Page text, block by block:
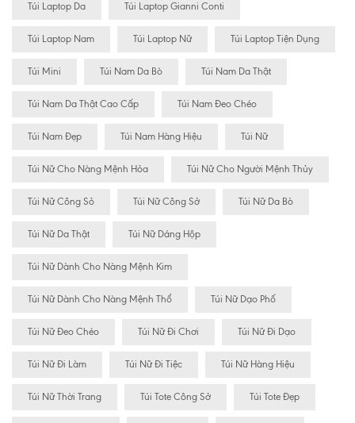
Túi Laptop Da Túi Laptop Gianni Conti
Túi Laptop Nam Túi Laptop Nữ Túi Laptop Tiện Dụng
Túi Mini Túi Nam Da Bò Túi Nam Da Thật
Túi Nam Da Thật Cao Cấp Túi Nam Đeo Chéo
Túi Nam Đẹp Túi Nam Hàng Hiệu Túi Nữ
Túi Nữ Cho Nàng Mệnh Hỏa Túi Nữ Cho Người Mệnh Thủy
Túi Nữ Công Sỏ Túi Nữ Công Sở Túi Nữ Da Bò
Túi Nữ Da Thật Túi Nữ Dáng Hộp
Túi Nữ Dành Cho Nàng Mệnh Kim
Túi Nữ Dành Cho Nàng Mệnh Thổ Túi Nữ Dạo Phố
Túi Nữ Đeo Chéo Túi Nữ Đi Chơi Túi Nữ Đi Dạo
Túi Nữ Đi Làm Túi Nữ Đi Tiệc Túi Nữ Hàng Hiệu
Túi Nữ Thời Trang Túi Tote Công Sở Túi Tote Đẹp